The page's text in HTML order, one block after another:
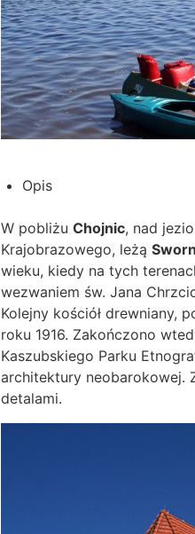
Opis
W pobliżu Chojnic, nad
Krajobrazowego, leżą
wieku, kiedy na tych
wezwaniem św. Jana
Kolejny kościół drewniany,
roku 1916. Zakończono
Kaszubskiego Parku
architektury neobarokowej.
detalami.